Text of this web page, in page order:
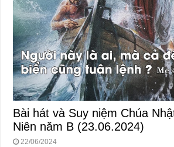
Bài hát và Suy niệm Chúa
Niên năm B (23.06.2024)
22/06/2024